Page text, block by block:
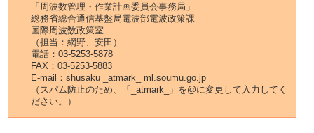
「周波数管理・作業計画委員会事務局」
総務省総合通信基盤局電波部電波政策課
国際周波数政策室
（担当：網野、安田）
電話：03-5253-5878
FAX：03-5253-5883
E-mail：shusaku _atmark_ ml.soumu.go.jp
（スパム防止のため、「_atmark_」を@に変更して入力してく
ださい。）